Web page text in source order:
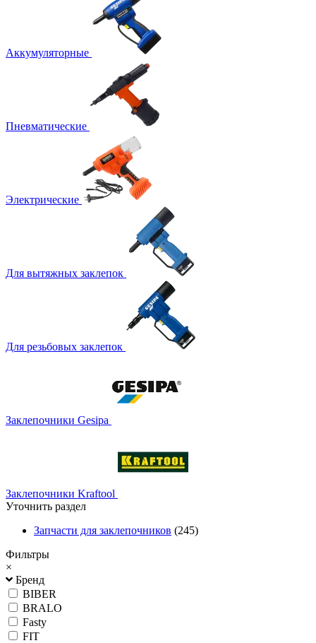
Аккумуляторные
Пневматические
Электрические
Для вытяжных заклепок
Для резьбовых заклепок
Заклепочники Gesipa
Заклепочники Kraftool
Уточнить раздел
Запчасти для заклепочников (245)
Фильтры
×
Бренд
BIBER
BRALO
Fasty
FIT